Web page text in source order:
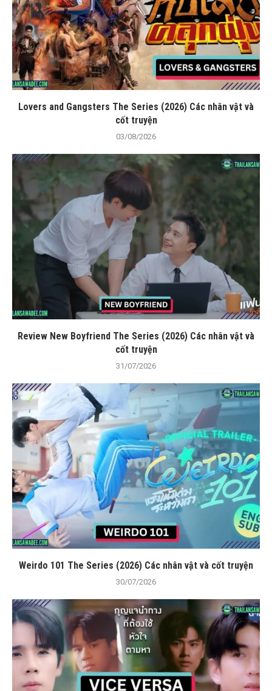
Lovers and Gangsters The Series (2026) Các nhân vật và
cốt truyện
03/08/2026
Review New Boyfriend The Series (2026) Các nhân vật và
cốt truyện
31/07/2026
Weirdo 101 The Series (2026) Các nhân vật và cốt truyện
30/07/2026